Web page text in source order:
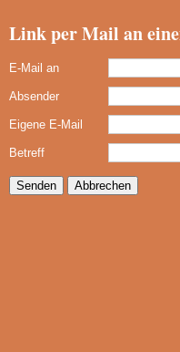
Link per Mail an
E-Mail an
Absender
Eigene E-Mail
Betreff
Senden Abbrechen